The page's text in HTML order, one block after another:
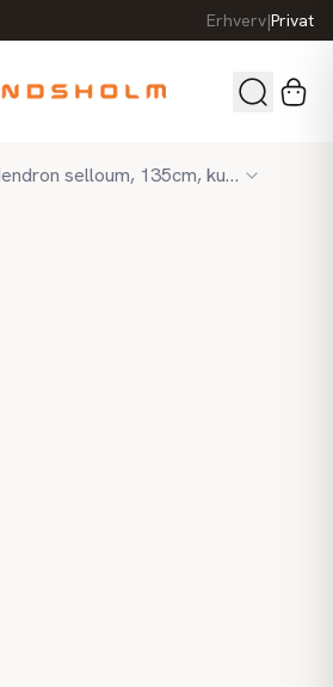
Erhverv|Privat
Filodendron, Philodendron selloum, 135cm, kunstig plante